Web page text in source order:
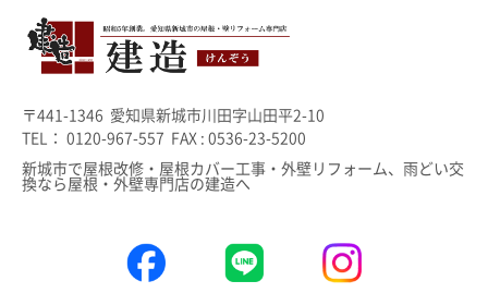
〒441-1346 愛知県新城市川田字山田平2-10
TEL： 0120-967-557 FAX : 0536-23-5200
新城市で屋根改修・屋根カバー工事・外壁リフォーム、雨どい交
換なら屋根・外壁専門店の建造へ